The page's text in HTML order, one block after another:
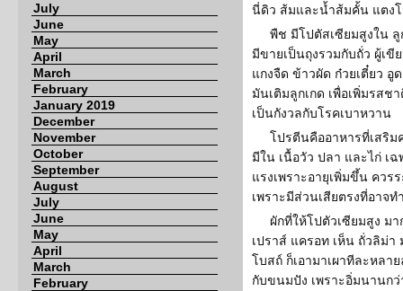
July
June
May
April
March
February
January 2019
December
November
October
September
August
July
June
May
April
March
February
นี่ดิว ส้มและน้ำส้มคั้น แตง
พืช มีโปตัสเซียมสูงใน
มีขายเป็นถุงรวมกับถั่ว ผู้เขี
แกงจืด ข้าวผัด ก๋วยเตี๋ยว อู
มันเติมลูกเกด เพื่อเพิ่มรสช
เป็นกังวลกับโรคเบาหวาน
โปรตีนคืออาหารที่เสริม
มีใน เนื้อวัว ปลา และไก่ เ
แรงเพราะอายุเพิ่มขึ้น ควร
เพราะมีส่วนเสียตรงที่อาจ
ผักที่ให้โปตัวเซียมสูง ม
เปราส์ แครอท เห็น ถั่วลิม่
โบสถ์ ก็เอามาเผาทีละหลา
กับขนมปัง เพราะอิ่มนานก